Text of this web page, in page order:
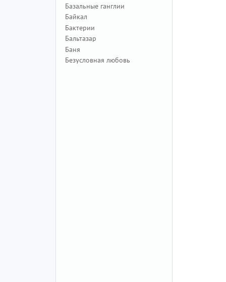
Базальные ганглии
Байкал
Бактерии
Бальтазар
Баня
Безусловная любовь